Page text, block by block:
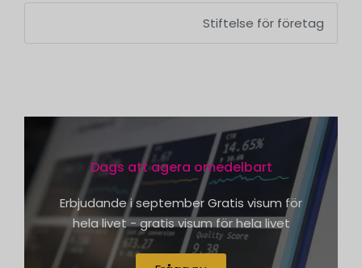
Stiftelse för företag
Dags att agera omedelbart
Erbjudande i september Gratis visum för
hela livet - gratis visum för hela livet